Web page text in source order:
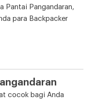
Pantai Pangandaran,
para Backpacker
cocok bagi Anda